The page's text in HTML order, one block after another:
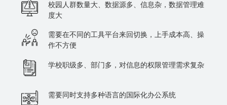
校园人群数量大、数据源多、信息杂，数据管理难
度大
需要在不同的工具平台来回切换，上手成本高、操
作不方便
学校职级多、部门多，对信息的权限管理需求复杂
需要同时支持多种语言的国际化办公系统